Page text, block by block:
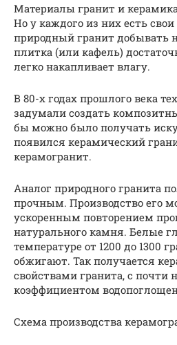
Материалы гранит и
Но у каждого из них есть свои
природный гранит добывать
плитка (или кафель)
легко накапливает влагу.
В 80-х годах прошлого века
задумали создать
бы можно было получать
появился керамический
керамогранит.
Аналог природного гранита
прочным. Производство его
ускоренным повторением
натурального камня. Белые
температуре от 1200 до 1300
обжигают. Так получается
свойствами гранита, с почти
коэффициентом
Схема производства